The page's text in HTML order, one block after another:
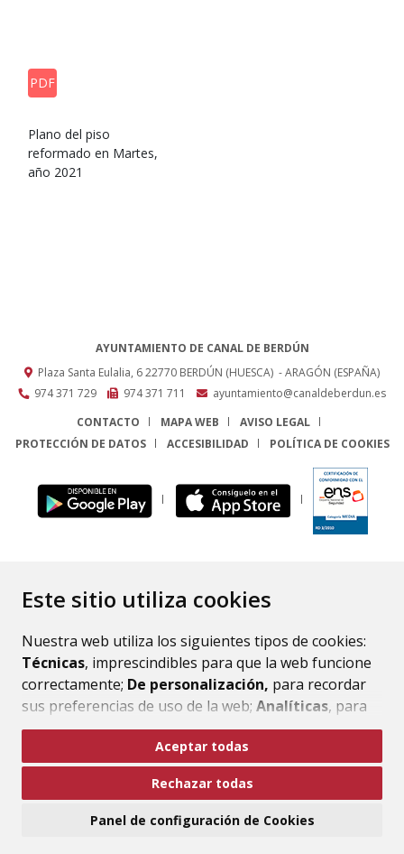
Este sitio utiliza cookies
Nuestra web utiliza los siguientes tipos de cookies:
Técnicas, imprescindibles para que la web funcione
correctamente; De personalización, para recordar
sus preferencias de uso de la web; Analíticas, para
mejorar el funcionamiento de la web y sus servicios.
Si acepta pulsando el botón“Aceptar todas”
consideramos que acepta su uso. Si pulsa el botón
ninguna acción, se guardarán las cookies técnicas
Aceptar todas
Rechazar todas
Panel de configuración de Cookies
PDF
Plano del piso
reformado en Martes,
año 2021
AYUNTAMIENTO DE CANAL DE BERDÚN
Plaza Santa Eulalia, 622770 BERDÚN (HUESCA) - ARAGÓN (ESPAÑA)
974 371 729
974 371 711
ayuntamiento@canaldeberdun.es
CONTACTO
MAPA WEB
AVISO LEGAL
PROTECCIÓN DE DATOS
ACCESIBILIDAD POLÍTICA DE COOKIES